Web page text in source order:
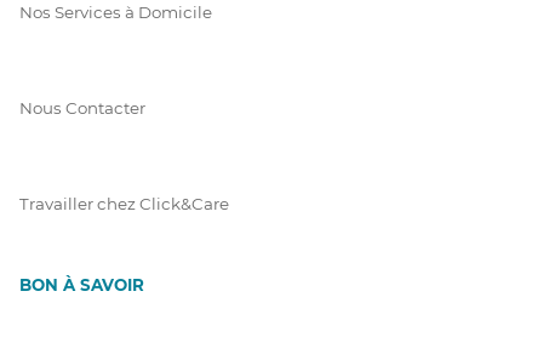
Nos Services à Domicile
Nous Contacter
Travailler chez Click&Care
BON À SAVOIR